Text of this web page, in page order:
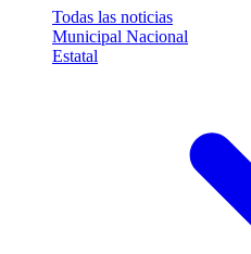
Todas las noticias
Municipal Nacional
Estatal